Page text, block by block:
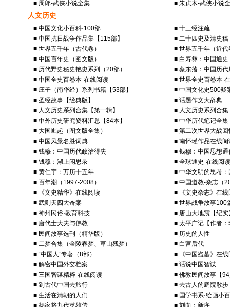
■ 周郎-武侠小说全集
■ 朱贞木-武侠小说
人文历史
■ 中国文化小百科·100部
■ 十三经注疏
■ 中国抗日战争作品集【115部】
■ 二十四史及清史
■ 世界五千年（古代卷）
■ 世界五千年（近代
■ 中国百年史（图文版）
■ 白寿彝：中国通史
■ 历代野史秘史艳史系列（20部）
■ 蔡东藩：中国历
■ 中国全史百卷本-在线阅读
■ 世界全史百卷本-
■ 庄子（南华经）系列书籍【53部】
■ 中国文化史500疑
■ 圣经故事【经典版】
■ 话题作文大辞典
■ 人文历史系列合集【第一辑】
■ 人文历史系列合
■ 中外历史研究资料汇总【84本】
■ 中华历代笔记全集
■ 大国崛起（图文版全集）
■ 第二次世界大战
■ 中国风景名胜词典
■ 南怀瑾作品在线阅
■ 钱穆：中国历代政治得失
■ 钱穆：中国思想通
■ 钱穆：湖上闲思录
■ 全球通史-在线阅读
■ 黄仁宇：万历十五年
■ 中华文明的思考
■ 百年潮（1997-2008）
■ 中国道教-杂志（
■ 《文史精华》在线阅读
■ 《文史杂志》在线
■ 武则天四大奇案
■ 世界战争故事100
■ 神州民俗·教育科技
■ 唐山大地震【纪实
■ 唐代士大夫与佛教
■ 太平广记【作者
■ 民间故事选刊（精华版）
■ 历史的人性
■ 二梦合集（金陵春梦、草山残梦）
■ 白宫后代
■ “中国人”专著（8部）
■ 《中国盗墓》在线
■ 解密中国外交档案
■ 话说中国智谋
■ 三国智谋精粹-在线阅读
■ 佛教民间故事【
■ 到古代中国去旅行
■ 去古人的庭院散步
■ 生活在清朝的人们
■ 国学书系·绘画小
■ 杨家将九代英雄传
■ 刘向：新序